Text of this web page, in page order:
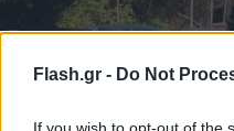
Flash.gr - Do Not
If you wish to opt-out of the